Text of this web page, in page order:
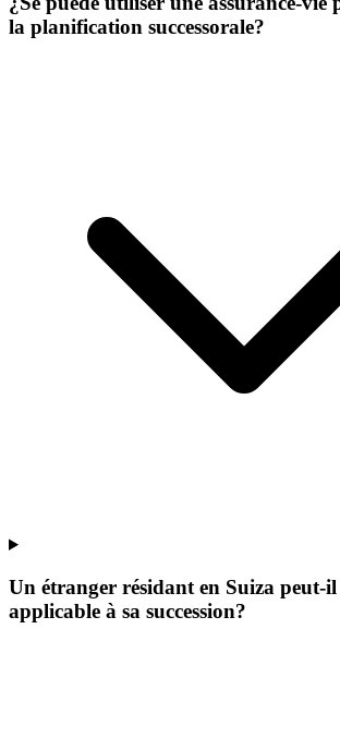
la planification successorale?
Un étranger résidant en Suiza peut-
applicable à sa succession?